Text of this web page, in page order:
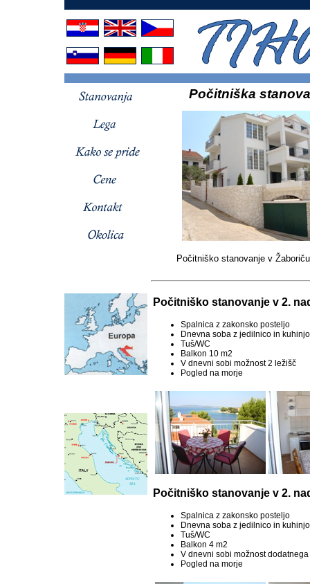
Počitniška
Počitniško stanovanje v
Počitniško stanovanje v 2.
Spalnica z zakonsko posteljo
Dnevna soba z jedilnico in kuhinjo
Tuš/WC
Balkon 10 m2
V dnevni sobi možnost 2 ležišč
Pogled na morje
Počitniško stanovanje v 2.
Spalnica z zakonsko posteljo
Dnevna soba z jedilnico in kuhinjo
Tuš/WC
Balkon 4 m2
V dnevni sobi možnost
Pogled na morje